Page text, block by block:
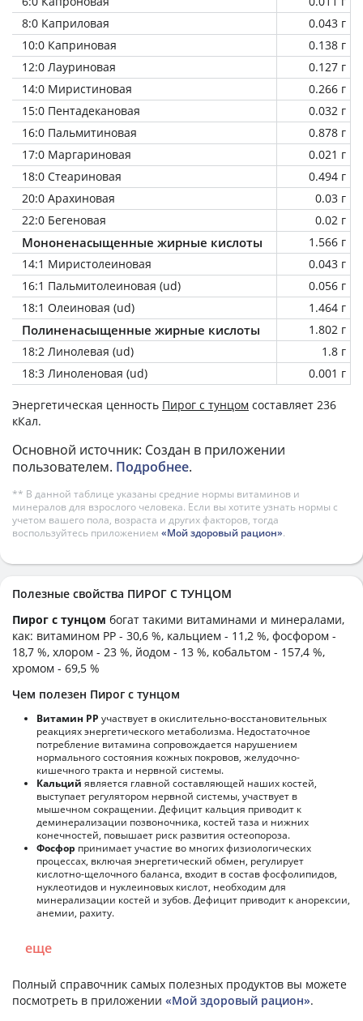
8:0 Каприловая
0.043 г
10:0 Каприновая
0.138 г
12:0 Лауриновая
0.127 г
14:0 Миристиновая
0.266 г
15:0 Пентадекановая
0.032 г
16:0 Пальмитиновая
0.878 г
17:0 Маргариновая
0.021 г
18:0 Стеариновая
0.494 г
20:0 Арахиновая
0.03 г
22:0 Бегеновая
0.02 г
Мононенасыщенные жирные кислоты
1.566 г
14:1 Миристолеиновая
0.043 г
16:1 Пальмитолеиновая (ud)
0.056 г
18:1 Олеиновая (ud)
1.464 г
Полиненасыщенные жирные кислоты
1.802 г
18:2 Линолевая (ud)
1.8 г
18:3 Линоленовая (ud)
0.001 г
Энергетическая ценность Пирог с тунцом составляет 236
кКал.
Основной источник: Создан в приложении
пользователем. Подробнее.
** В данной таблице указаны средние нормы витаминов и
минералов для взрослого человека. Если вы хотите узнать нормы с
учетом вашего пола, возраста и других факторов, тогда
воспользуйтесь приложением «Мой здоровый рацион».
Полезные свойства ПИРОГ С ТУНЦОМ
Пирог с тунцом богат такими витаминами и минералами,
как: витамином PP - 30,6 %, кальцием - 11,2 %, фосфором -
18,7 %, хлором - 23 %, йодом - 13 %, кобальтом - 157,4 %,
хромом - 69,5 %
Чем полезен Пирог с тунцом
Витамин РР участвует в окислительно-восстановительных
реакциях энергетического метаболизма. Недостаточное
потребление витамина сопровождается нарушением
нормального состояния кожных покровов, желудочно-
кишечного тракта и нервной системы.
Кальций является главной составляющей наших костей,
выступает регулятором нервной системы, участвует в
мышечном сокращении. Дефицит кальция приводит к
деминерализации позвоночника, костей таза и нижних
конечностей, повышает риск развития остеопороза.
Фосфор принимает участие во многих физиологических
процессах, включая энергетический обмен, регулирует
кислотно-щелочного баланса, входит в состав фосфолипидов,
нуклеотидов и нуклеиновых кислот, необходим для
минерализации костей и зубов. Дефицит приводит к анорексии,
анемии, рахиту.
еще
Полный справочник самых полезных продуктов вы можете
посмотреть в приложении «Мой здоровый рацион».